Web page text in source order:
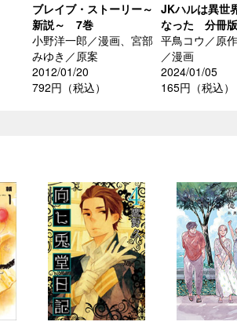
ブレイブ・ストーリー～
新説～ 7巻
小野洋一郎／漫画、宮部
みゆき／原案
2012/01/20
792円（税込）
JKハルは異世
なった 分冊
平鳥コウ／原
／漫画
2024/01/05
165円（税込）